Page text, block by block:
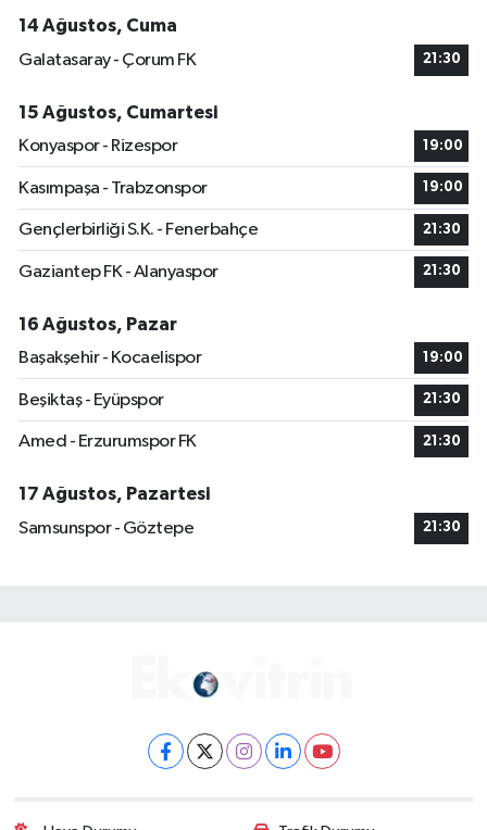
14 Ağustos, Cuma
Galatasaray - Çorum FK
21:30
15 Ağustos, Cumartesi
Konyaspor - Rizespor
19:00
Kasımpaşa - Trabzonspor 19:00
Gençlerbirliği S.K. - Fenerbahçe 21:30
Gaziantep FK - Alanyaspor 21:30
16 Ağustos, Pazar
Başakşehir - Kocaelispor
19:00
Beşiktaş - Eyüpspor 21:30
Amed - Erzurumspor FK 21:30
17 Ağustos, Pazartesi
Samsunspor - Göztepe
21:30